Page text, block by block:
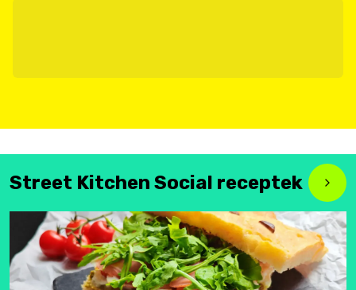
Street Kitchen Social receptek